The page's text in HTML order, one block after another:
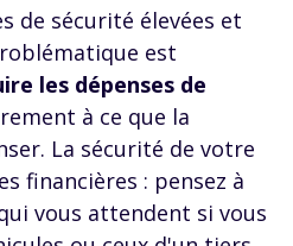
de sécurité élevées et
est
les dépenses de
à ce que la
La sécurité de votre
financières : pensez à
vous attendent si vous